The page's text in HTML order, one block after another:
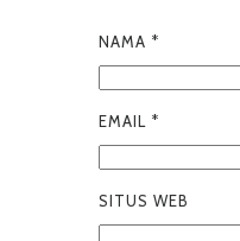
NAMA *
EMAIL *
SITUS WEB